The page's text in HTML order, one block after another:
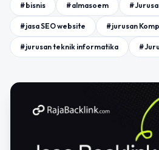
#bisnis #almasoem
#jasa SEO website #jurusan
#jurusan teknik informatika